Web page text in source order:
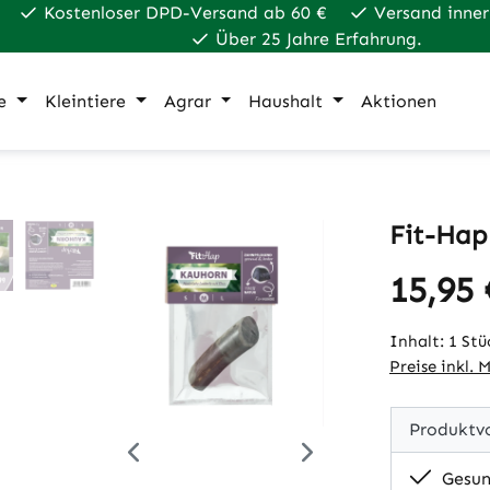
Kostenloser DPD-Versand ab 60 €
Versand
Über 25 Jahre Erfahrung.
Kleintiere Agrar Haushalt Aktionen
Fit-
Regulärer
15,95
Inhalt: 1
Preise inkl.